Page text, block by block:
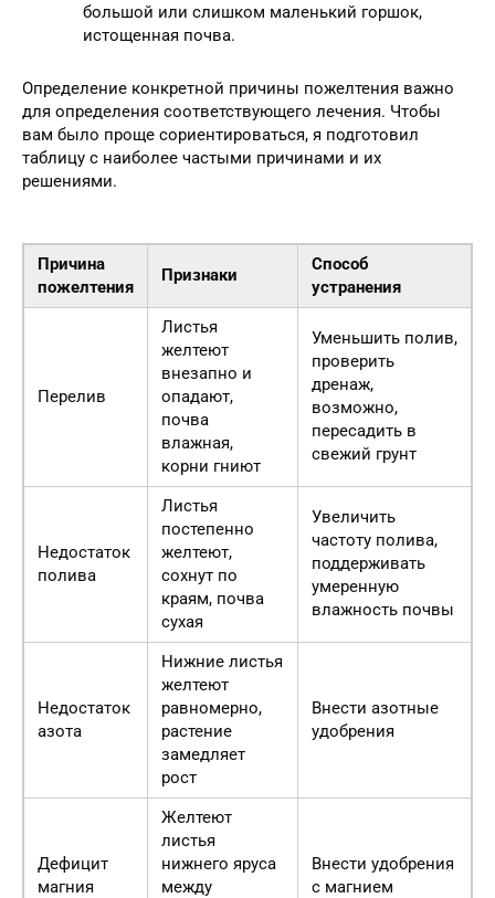
большой или слишком маленький горшок,
истощенная почва.
Определение конкретной причины пожелтения важно
для определения соответствующего лечения. Чтобы
вам было проще сориентироваться, я подготовил
таблицу с наиболее частыми причинами и их
решениями.
Причина
пожелтения
Признаки
Способ
устранения
Перелив
Листья
желтеют
внезапно и
опадают,
почва
влажная,
корни гниют
Уменьшить полив,
проверить
дренаж,
возможно,
пересадить в
свежий грунт
Недостаток
полива
Листья
постепенно
желтеют,
сохнут по
краям, почва
сухая
Увеличить
частоту полива,
поддерживать
умеренную
влажность почвы
Недостаток
азота
Нижние листья
желтеют
равномерно,
растение
замедляет
рост
Внести азотные
удобрения
Дефицит
магния
Желтеют
листья
нижнего яруса
между
Внести удобрения
с магнием